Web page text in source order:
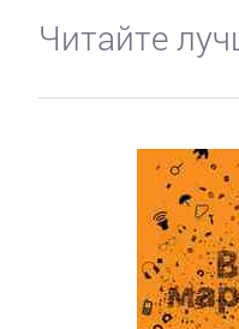
Читайте